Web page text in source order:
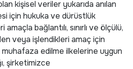
kişisel veriler yukarıda anılan
için hukuka ve dürüstlük
bağlantılı, sınırlı ve ölçülü,
veya işlendikleri amaç için
edilme ilkelerine uygun
şirketimizce